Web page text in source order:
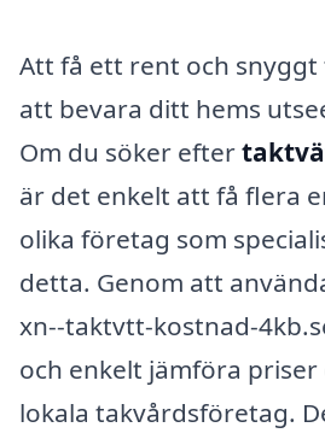
Att få ett rent och
att bevara ditt hems
Om du söker efter
är det enkelt att få flera
olika företag som
detta. Genom att
xn--taktvtt-kostnad-
och enkelt jämföra
lokala takvårdsföretag.